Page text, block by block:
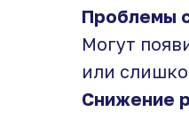
Проблемы
Могут
или
Снижение